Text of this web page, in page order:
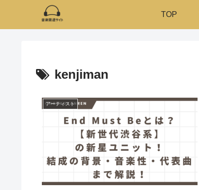
TOP
kenjiman
アーティスト